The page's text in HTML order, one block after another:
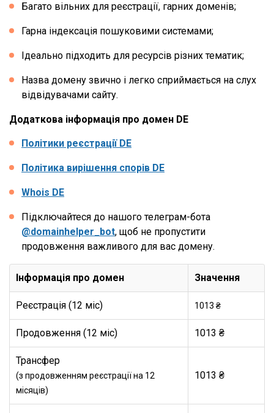
Багато вільних для реєстрації, гарних доменів;
Гарна індексація пошуковими системами;
Ідеально підходить для ресурсів різних тематик;
Назва домену звично і легко сприймається на слух
відвідувачами сайту.
Додаткова інформація про домен DE
Політики реєстрації DE
Політика вирішення спорів DE
Whois DE
Підключайтеся до нашого телеграм-бота
@domainhelper_bot, щоб не пропустити
продовження важливого для вас домену.
Інформація про домен Значення
Реєстрація (12 міс) 1013 ₴
Продовження (12 міс) 1013 ₴
Трансфер
(з продовженням реєстрації на 12
місяців)
1013 ₴